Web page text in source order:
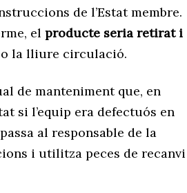
de l’Estat membre.
el producte seria retirat i
o la lliure circulació.
de manteniment que, en
si l’equip era defectuós en
al responsable de la
i utilitza peces de recanvi